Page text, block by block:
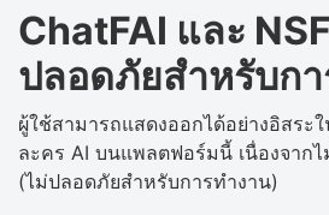
ChatFAI และ
ปลอดภัยสำหรับก
ผู้ใช้สามารถแสดงออกได้อย่างอิสระ
ละคร AI บนแพลตฟอร์มนี้ เนื่องจากไ
(ไม่ปลอดภัยสำหรับการทำงาน)